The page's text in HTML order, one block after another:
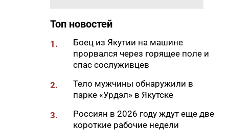
12:10
Ученые СВФУ применяют ИИ
языка и прогнозирования
природных пожаров
районе: вода ушла, идет
подсчет ущерба
11:41
В зону СВО из Якутии с начала
Топ новостей
1.
Боец из Якутии на машине
прорвался через горящее поле и
спас сослуживцев
2.
Тело мужчины обнаружили в
парке «Урдэл» в Якутске
3.
Россиян в 2026 году ждут еще две
короткие рабочие недели